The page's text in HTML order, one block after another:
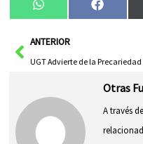
Compartir
en
WhatsApp
en
AntANTERIOR
Otras
A través